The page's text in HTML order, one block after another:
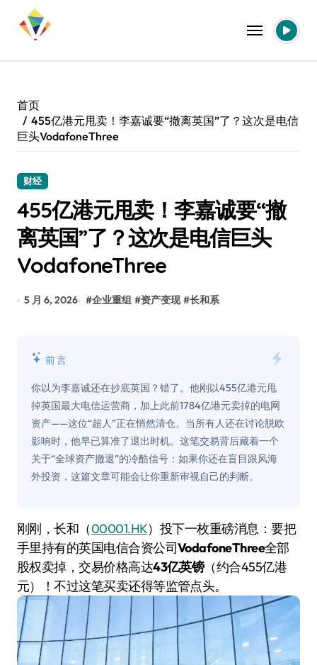
首页
455亿港元甩卖！李嘉诚要“撤离英国”了？这次是电信
巨头VodafoneThree
财经
455亿港元甩卖！李嘉诚要“撤
离英国”了？这次是电信巨头
VodafoneThree
5 月 6, 2026 #企业重组 #资产变现 #长和系
前言
你以为李嘉诚还在抄底英国？错了。他刚以455亿港元甩
掉英国最大电信运营商，加上此前1784亿港元卖掉的电网
资产——这位“超人”正在悄然清仓。当所有人还在讨论脱欧
影响时，他早已算准了退出时机。这笔交易背后藏着一个
关于“全球资产撤退”的冷酷信号：如果你还在盲目跟风海
外投资，这篇文章可能会让你重新审视自己的判断。
刚刚，长和（00001.HK）投下一枚重磅消息：要把
手里持有的英国电信合资公司VodafoneThree全部
股权卖掉，交易价格高达43亿英镑（约合455亿港
元）！不过这笔买卖还得等监管点头。